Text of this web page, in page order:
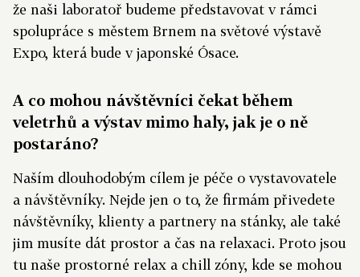
že naši laboratoř budeme představovat v rámci
spolupráce s městem Brnem na světové výstavě
Expo, která bude v japonské Ósace.
A co mohou návštěvníci čekat během
veletrhů a výstav mimo haly, jak je o ně
postaráno?
Naším dlouhodobým cílem je péče o vystavovatele
a návštěvníky. Nejde jen o to, že firmám přivedete
návštěvníky, klienty a partnery na stánky, ale také
jim musíte dát prostor a čas na relaxaci. Proto jsou
tu naše prostorné relax a chill zóny, kde se mohou